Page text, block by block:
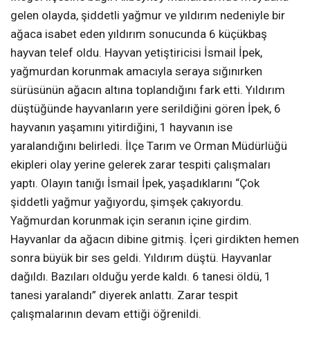
gelen olayda, şiddetli yağmur ve yıldırım nedeniyle bir
ağaca isabet eden yıldırım sonucunda 6 küçükbaş
hayvan telef oldu. Hayvan yetiştiricisi İsmail İpek,
yağmurdan korunmak amacıyla seraya sığınırken
sürüsünün ağacın altına toplandığını fark etti. Yıldırım
düştüğünde hayvanların yere serildiğini gören İpek, 6
hayvanın yaşamını yitirdiğini, 1 hayvanın ise
yaralandığını belirledi. İlçe Tarım ve Orman Müdürlüğü
ekipleri olay yerine gelerek zarar tespiti çalışmaları
yaptı. Olayın tanığı İsmail İpek, yaşadıklarını “Çok
şiddetli yağmur yağıyordu, şimşek çakıyordu.
Yağmurdan korunmak için seranın içine girdim.
Hayvanlar da ağacın dibine gitmiş. İçeri girdikten hemen
sonra büyük bir ses geldi. Yıldırım düştü. Hayvanlar
dağıldı. Bazıları olduğu yerde kaldı. 6 tanesi öldü, 1
tanesi yaralandı” diyerek anlattı. Zarar tespit
çalışmalarının devam ettiği öğrenildi.